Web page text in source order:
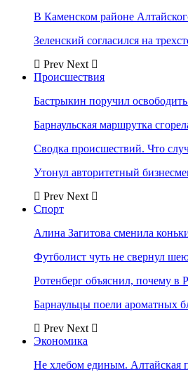
В Каменском районе
Зеленский согласился на
Prev Next
Происшествия
Бастрыкин поручил
Барнаульская маршрутка
Сводка происшествий. Что
Утонул авторитетный
Prev Next
Спорт
Алина Загитова сменила
Футболист чуть не свернул
Ротенберг объяснил, почему в
Барнаульцы поели ароматных
Prev Next
Экономика
Не хлебом единым. Алтайская